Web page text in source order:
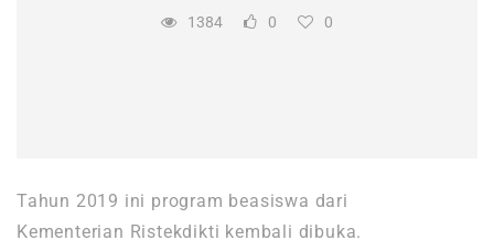
1384 0 0
Tahun 2019 ini program beasiswa dari
Kementerian Ristekdikti kembali dibuka.